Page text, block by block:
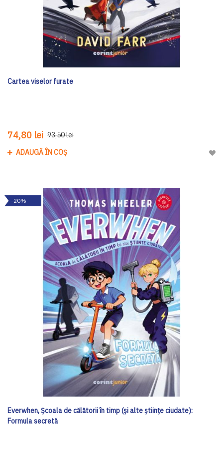
Cartea viselor furate
74,80 lei 93,50 lei
ADAUGĂ ÎN COȘ
-20%
Everwhen, Școala de călătorii în timp (și alte științe ciudate):
Formula secretă